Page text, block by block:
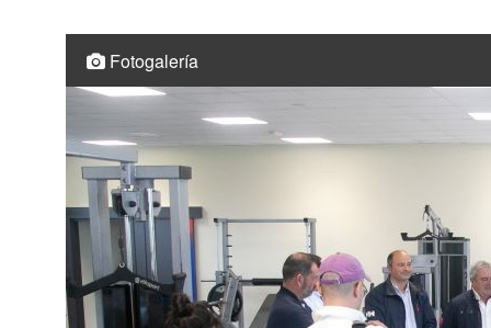
Fotogalería